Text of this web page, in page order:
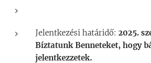
Jelentkezési határidő: 2025.
Bíztatunk Benneteket, hogy
jelentkezzetek.